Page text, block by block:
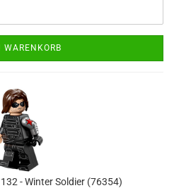
WARENKORB
- Winter Soldier (76354)